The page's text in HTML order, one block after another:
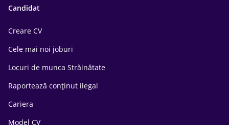
Candidat
Creare CV
Cele mai noi joburi
Locuri de munca Străinătate
Raportează conținut ilegal
Cariera
Model CV